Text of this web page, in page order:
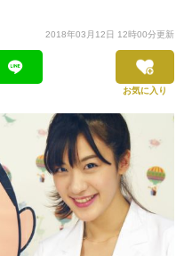
2018年03月12日 12時00分更新
お気に入り